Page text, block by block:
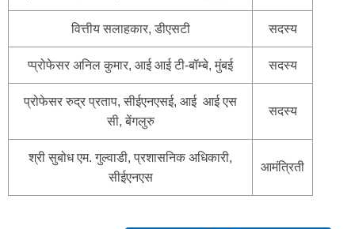
वित्तीय सलाहकार, डीएसटी सदस्य
प्प्रोफेसर अनिल कुमार, आई आई टी-बॉम्बे, मुंबई सदस्य
प्रोफेसर रुद्र प्रताप, सीईएनएसई, आई आई एस
सी, बेंगलुरु
सदस्य
श्री सुबोध एम. गुल्वाडी, प्रशासनिक अधिकारी,
सीईएनएस
आमंत्रिती